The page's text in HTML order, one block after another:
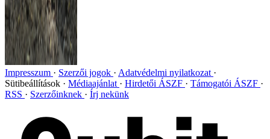
Impresszum Szerzői jogok
Adatvédelmi nyilatkozat
Sütibeállítások
Médiaajánlat Hirdetői ÁSZF
Támogatói ÁSZF
RSS
Szerzőinknek Írj nekünk